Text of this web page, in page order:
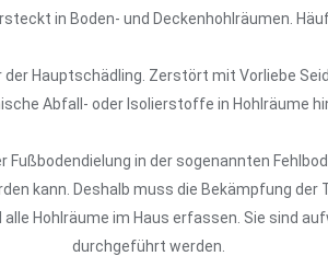
in Boden- und Deckenhohlräumen.
Hauptschädling. Zerstört mit Vorliebe
Abfall- oder Isolierstoffe in Hohlräume
in der sogenannten
kann. Deshalb muss die Bekämpfung
Hohlräume im Haus erfassen. Sie sind
durchgeführt werden.